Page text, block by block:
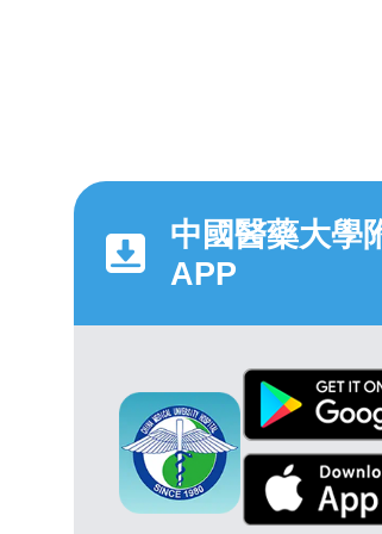
中國醫藥大學
APP